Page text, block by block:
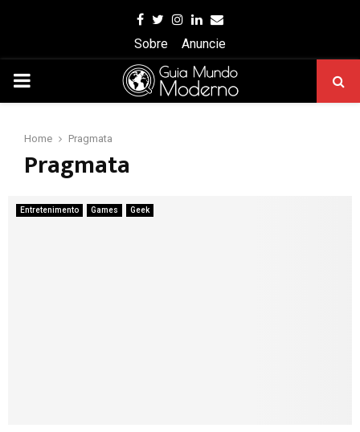
Facebook
Twitter
Instagram
Linkedin
Email
Sobre
Anuncie
PRIMARY
Home Pragmata
Pragmata
Entretenimento Games Geek